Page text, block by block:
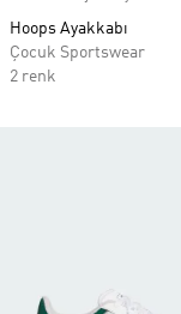
Hoops Ayakkabı
Çocuk Sportswear
2 renk